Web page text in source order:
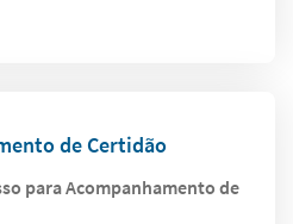
de Certidão
para Acompanhamento de